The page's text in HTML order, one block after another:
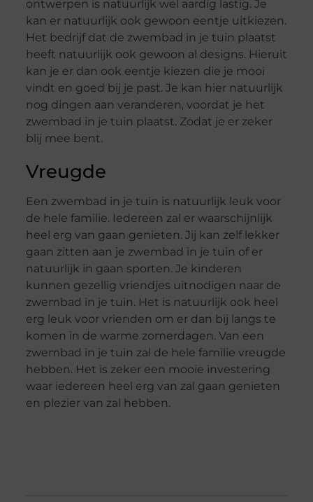
ontwerpen is natuurlijk wel aardig lastig. Je
kan er natuurlijk ook gewoon eentje uitkiezen.
Het bedrijf dat de zwembad in je tuin plaatst
heeft natuurlijk ook gewoon al designs. Hieruit
kan je er dan ook eentje kiezen die je mooi
vindt en goed bij je past. Je kan hier natuurlijk
nog dingen aan veranderen, voordat je het
zwembad in je tuin plaatst. Zodat je er zeker
blij mee bent.
Vreugde
Een zwembad in je tuin is natuurlijk leuk voor
de hele familie. Iedereen zal er waarschijnlijk
heel erg van gaan genieten. Jij kan zelf lekker
gaan zitten aan je zwembad in je tuin of er
natuurlijk in gaan sporten. Je kinderen
kunnen gezellig vriendjes uitnodigen naar de
zwembad in je tuin. Het is natuurlijk ook heel
erg leuk voor vrienden om er dan bij langs te
komen in de warme zomerdagen. Van een
zwembad in je tuin zal de hele familie vreugde
hebben. Het is zeker een mooie investering
waar iedereen heel erg van zal gaan genieten
en plezier van zal hebben.